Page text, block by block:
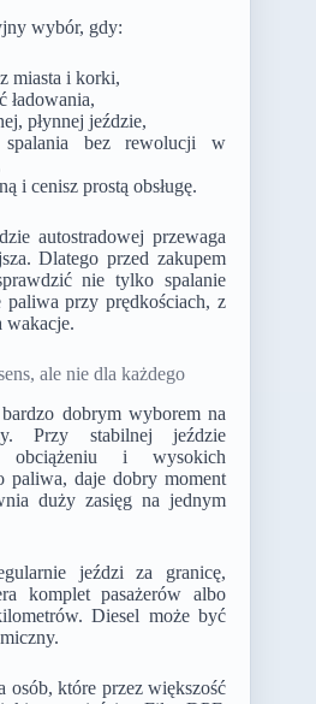
wybór, gdy:
miasta i korki,
ładowania,
płynnej jeździe,
spalania bez rewolucji w
i cenisz prostą obsługę.
autostradowej przewaga
Dlatego przed zakupem
nie tylko spalanie
paliwa przy prędkościach, z
wakacje.
ale nie dla każdego
dobrym wyborem na
Przy stabilnej jeździe
obciążeniu i wysokich
paliwa, daje dobry moment
duży zasięg na jednym
jeździ za granicę,
komplet pasażerów albo
Diesel może być
osób, które przez większość